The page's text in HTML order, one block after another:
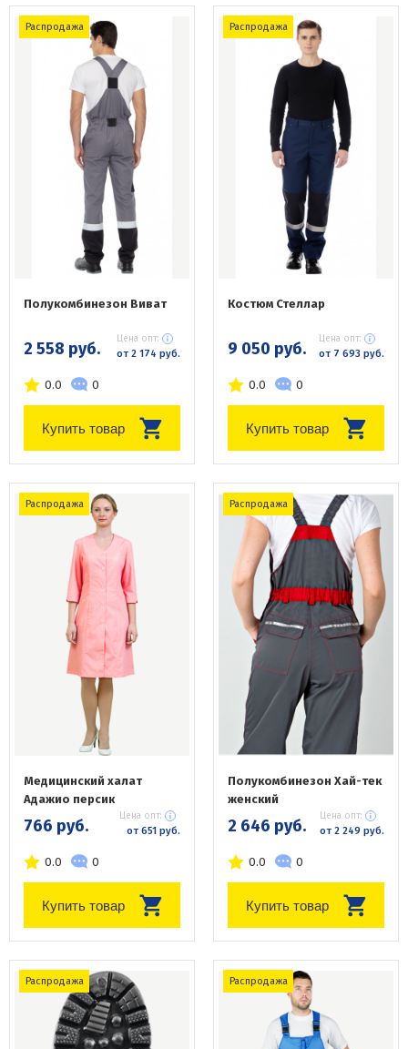
Распродажа
Полукомбинезон Виват
2 558 руб. Цена опт:
от 2 174 руб.
0.0 0
Купить товар
Распродажа
Костюм Стеллар
9 050 руб. Цена опт:
от 7 693 руб.
0.0 0
Купить товар
Распродажа
Медицинский халат
Адажио персик
766 руб. Цена опт:
от 651 руб.
0.0 0
Купить товар
Распродажа
Полукомбинезон Хай-тек
женский
2 646 руб. Цена опт:
от 2 249 руб.
0.0 0
Купить товар
Распродажа Распродажа